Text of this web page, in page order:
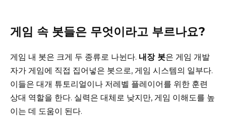
게임 속 봇들은 무엇이라고 부르나요?
게임 내 봇은 크게 두 종류로 나뉜다. 내장 봇은 게임 개발
자가 게임에 직접 집어넣은 봇으로, 게임 시스템의 일부다.
이들은 대개 튜토리얼이나 저레벨 플레이어를 위한 훈련
상대 역할을 한다. 실력은 대체로 낮지만, 게임 이해도를 높
이는 데 도움이 된다.